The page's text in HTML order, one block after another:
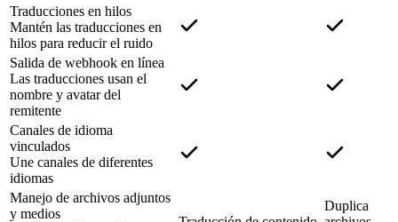
Traducciones en hilos
Mantén las traducciones en
hilos para reducir el ruido
Salida de webhook en línea
Las traducciones usan el
nombre y avatar del
remitente
Canales de idioma
vinculados
Une canales de diferentes
idiomas
Manejo de archivos adjuntos
y medios
Duplica